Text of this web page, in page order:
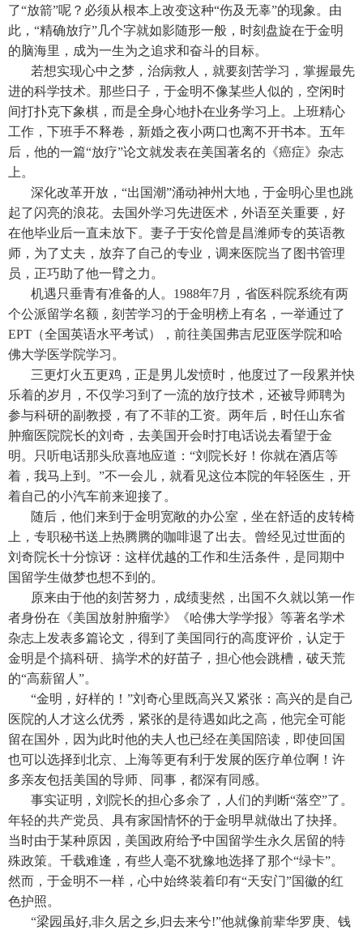
了“放箭”呢？必须从根本上改变这种“伤及无辜”的现象。由
此，“精确放疗”几个字就如影随形一般，时刻盘旋在于金明
的脑海里，成为一生为之追求和奋斗的目标。
若想实现心中之梦，治病救人，就要刻苦学习，掌握最先
进的科学技术。那些日子，于金明不像某些人似的，空闲时
间打扑克下象棋，而是全身心地扑在业务学习上。上班精心
工作，下班手不释卷，新婚之夜小两口也离不开书本。五年
后，他的一篇“放疗”论文就发表在美国著名的《癌症》杂志
上。
深化改革开放，“出国潮”涌动神州大地，于金明心里也跳
起了闪亮的浪花。去国外学习先进医术，外语至关重要，好
在他毕业后一直未放下。妻子于安伦曾是昌潍师专的英语教
师，为了丈夫，放弃了自己的专业，调来医院当了图书管理
员，正巧助了他一臂之力。
机遇只垂青有准备的人。1988年7月，省医科院系统有两
个公派留学名额，刻苦学习的于金明榜上有名，一举通过了
EPT（全国英语水平考试），前往美国弗吉尼亚医学院和哈
佛大学医学院学习。
三更灯火五更鸡，正是男儿发愤时，他度过了一段累并快
乐着的岁月，不仅学习到了一流的放疗技术，还被导师聘为
参与科研的副教授，有了不菲的工资。两年后，时任山东省
肿瘤医院院长的刘奇，去美国开会时打电话说去看望于金
明。只听电话那头欣喜地应道：“刘院长好！你就在酒店等
着，我马上到。”不一会儿，就看见这位本院的年轻医生，开
着自己的小汽车前来迎接了。
随后，他们来到于金明宽敞的办公室，坐在舒适的皮转椅
上，专职秘书送上热腾腾的咖啡退了出去。曾经见过世面的
刘奇院长十分惊讶：这样优越的工作和生活条件，是同期中
国留学生做梦也想不到的。
原来由于他的刻苦努力，成绩斐然，出国不久就以第一作
者身份在《美国放射肿瘤学》《哈佛大学学报》等著名学术
杂志上发表多篇论文，得到了美国同行的高度评价，认定于
金明是个搞科研、搞学术的好苗子，担心他会跳槽，破天荒
的“高薪留人”。
“金明，好样的！”刘奇心里既高兴又紧张：高兴的是自己
医院的人才这么优秀，紧张的是待遇如此之高，他完全可能
留在国外，因为此时他的夫人也已经在美国陪读，即使回国
也可以选择到北京、上海等更有利于发展的医疗单位啊！许
多亲友包括美国的导师、同事，都深有同感。
事实证明，刘院长的担心多余了，人们的判断“落空”了。
年轻的共产党员、具有家国情怀的于金明早就做出了抉择。
当时由于某种原因，美国政府给予中国留学生永久居留的特
殊政策。千载难逢，有些人毫不犹豫地选择了那个“绿卡”。
然而，于金明不一样，心中始终装着印有“天安门”国徽的红
色护照。
“梁园虽好,非久居之乡,归去来兮!”他就像前辈华罗庚、钱